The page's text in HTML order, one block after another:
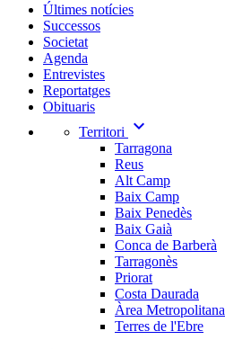
Últimes notícies
Successos
Societat
Agenda
Entrevistes
Reportatges
Obituaris
Territori
expand_more
Tarragona
Reus
Alt Camp
Baix Camp
Baix Penedès
Baix Gaià
Conca de Barberà
Tarragonès
Priorat
Costa Daurada
Àrea Metropolitana
Terres de l'Ebre